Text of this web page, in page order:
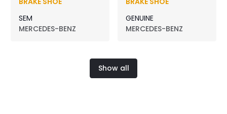
SEM
MERCEDES-BENZ
GENUINE
MERCEDES-BENZ
Show all